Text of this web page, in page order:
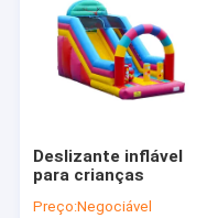
Sobre nós
Visita à fábrica
Deslizante inflável
para crianças
Preço:Negociável